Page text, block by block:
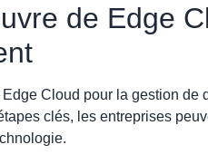
de Edge
Cloud pour la gestion de
clés, les entreprises